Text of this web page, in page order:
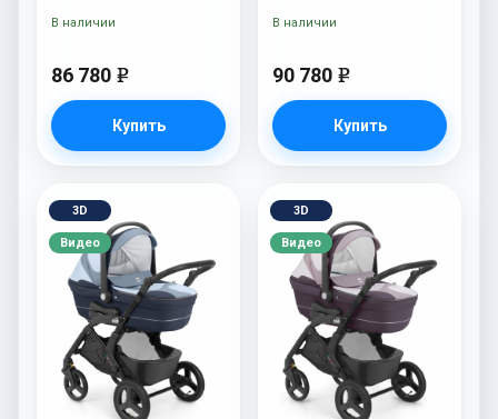
86 780 e
Купить
В наличии
90 780 e
Купить
В наличии
3D
Видео
3D
Видео